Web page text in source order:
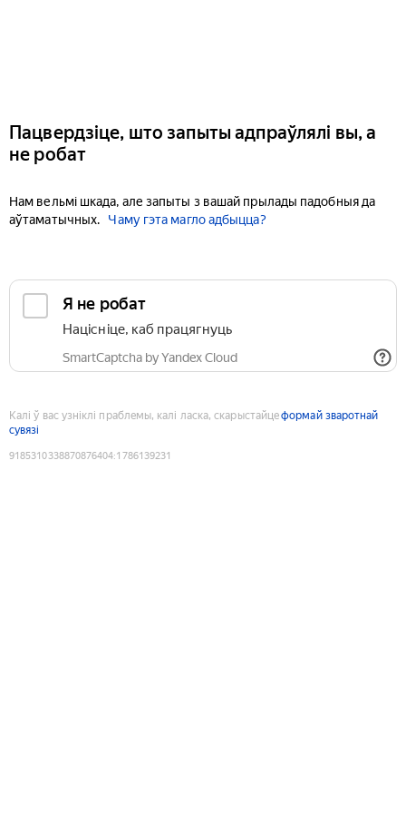
Пацвердзіце, што запыты адпраўлялі вы, а
не робат
Нам вельмі шкада, але запыты з вашай прылады падобныя да
аўтаматычных.
Чаму гэта магло адбыцца?
Я не робат
Націсніце, каб працягнуць
SmartCaptcha by Yandex Cloud
Калі ў вас узніклі праблемы, калі ласка, скарыстайцеформай зваротнай
сувязі
9185310338870876404:1786139231